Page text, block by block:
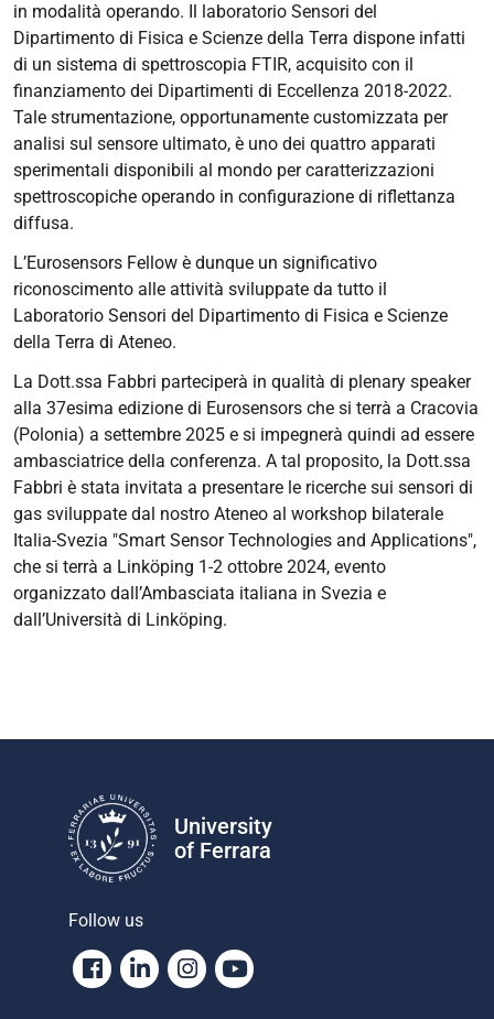
in modalità operando. Il laboratorio Sensori del
Dipartimento di Fisica e Scienze della Terra dispone infatti
di un sistema di spettroscopia FTIR, acquisito con il
finanziamento dei Dipartimenti di Eccellenza 2018-2022.
Tale strumentazione, opportunamente customizzata per
analisi sul sensore ultimato, è uno dei quattro apparati
sperimentali disponibili al mondo per caratterizzazioni
spettroscopiche operando in configurazione di riflettanza
diffusa.
L’Eurosensors Fellow è dunque un significativo
riconoscimento alle attività sviluppate da tutto il
Laboratorio Sensori del Dipartimento di Fisica e Scienze
della Terra di Ateneo.
La Dott.ssa Fabbri parteciperà in qualità di plenary speaker
alla 37esima edizione di Eurosensors che si terrà a Cracovia
(Polonia) a settembre 2025 e si impegnerà quindi ad essere
ambasciatrice della conferenza. A tal proposito, la Dott.ssa
Fabbri è stata invitata a presentare le ricerche sui sensori di
gas sviluppate dal nostro Ateneo al workshop bilaterale
Italia-Svezia "Smart Sensor Technologies and Applications",
che si terrà a Linköping 1-2 ottobre 2024, evento
organizzato dall’Ambasciata italiana in Svezia e
dall’Università di Linköping.
University
of Ferrara
Follow us
Facebook
LinkedinInstagram
Youtube